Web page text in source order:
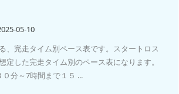
05-10
、完走タイム別ペース表です。スタートロス
定した完走タイム別のペース表になります。
分～7時間まで１５ ...